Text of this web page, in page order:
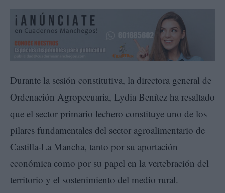
Durante la sesión constitutiva, la directora general de
Ordenación Agropecuaria, Lydia Benítez ha resaltado
que el sector primario lechero constituye uno de los
pilares fundamentales del sector agroalimentario de
Castilla-La Mancha, tanto por su aportación
económica como por su papel en la vertebración del
territorio y el sostenimiento del medio rural.